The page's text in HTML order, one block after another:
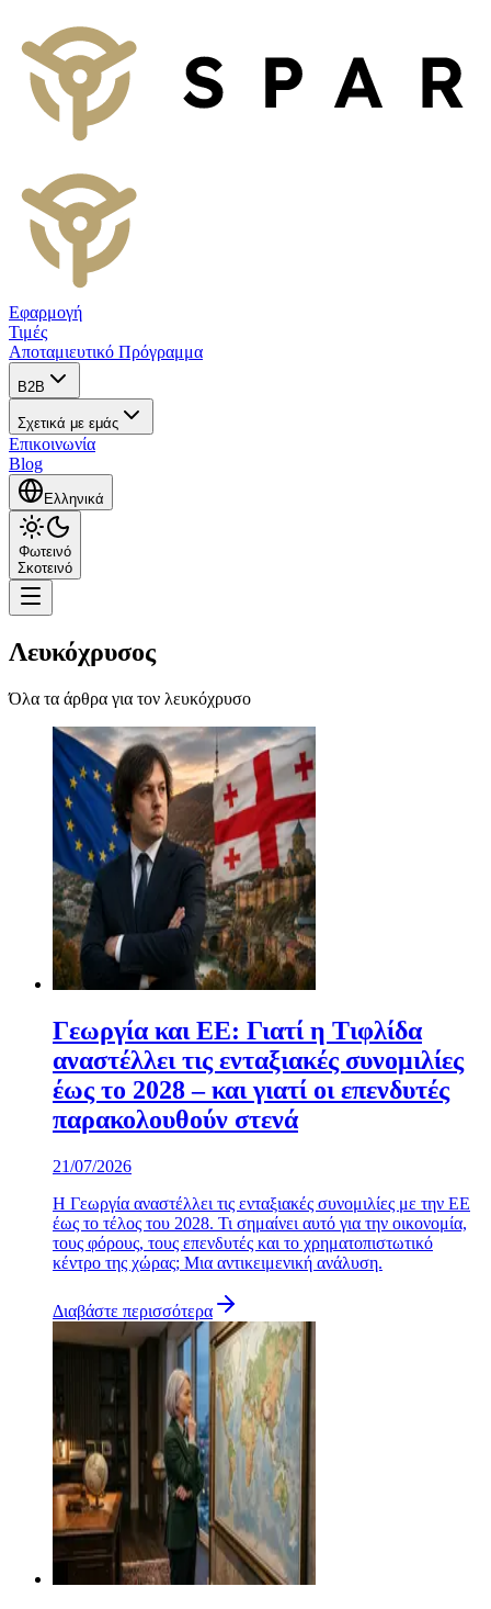
Εφαρμογή
Τιμές
Αποταμιευτικό Πρόγραμμα
B2B
Σχετικά με εμάς
Επικοινωνία
Blog
Ελληνικά
Φωτεινό
Σκοτεινό
Λευκόχρυσος
Όλα τα άρθρα για τον λευκόχρυσο
Γεωργία και ΕΕ: Γιατί η Τιφλίδα
αναστέλλει τις ενταξιακές συνομιλίες
έως το 2028 – και γιατί οι επενδυτές
παρακολουθούν στενά
21/07/2026
Η Γεωργία αναστέλλει τις ενταξιακές συνομιλίες με την ΕΕ
έως το τέλος του 2028. Τι σημαίνει αυτό για την οικονομία,
τους φόρους, τους επενδυτές και το χρηματοπιστωτικό
κέντρο της χώρας; Μια αντικειμενική ανάλυση.
Διαβάστε περισσότερα